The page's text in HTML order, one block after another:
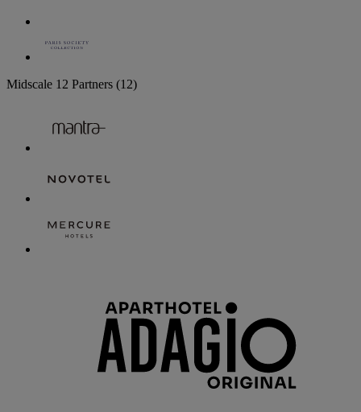
Midscale 12 Partners (12)